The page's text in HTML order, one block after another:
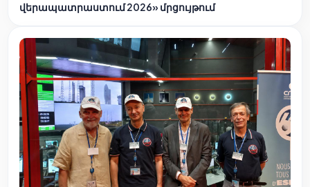
վերապատրաստում 2026» մրցույթում